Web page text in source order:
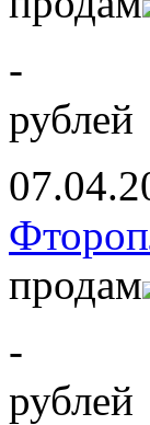
-
рублей
продам
-
рублей